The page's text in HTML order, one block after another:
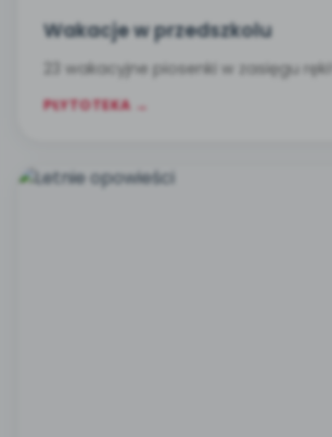
Wakacje w przedszkolu
23 wakacyjne piosenki w zasięgu ręki!
PŁYTOTEKA →